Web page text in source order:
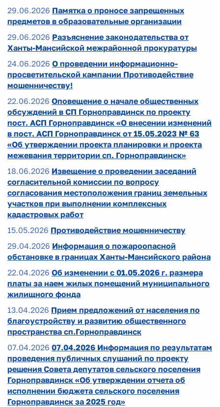
29.06.2026 Памятка о проносе запрещенных
предметов в образовательные организации
29.06.2026 Разъяснение законодательства от
Ханты-Мансийской межрайонной прокуратуры
24.06.2026 О проведении информационно-
просветительской кампании Противодействие
мошенничеству!
22.06.2026 Оповещение о начале общественных
обсуждений в СП Горноправдинск по проекту
пост. АСП Горноправдинск «О внесении изменений
в пост. АСП Горноправдинск от 15.05.2023 № 63
«Об утверждении проекта планировки и проекта
межевания территории сп. Горноправдинск»
18.06.2026 Извещение о проведении заседаний
согласительной комиссии по вопросу
согласования местоположения границ земельных
участков при выполнении комплексных
кадастровых работ
15.05.2026 Противодействие мошенничеству
29.04.2026 Информация о пожароопасной
обстановке в границах Ханты-Мансийского района
22.04.2026 Об изменении с 01.05.2026 г. размера
платы за наем жилых помещений муниципального
жилищного фонда
13.04.2026 Прием предложений от населения по
благоустройству и развитию общественного
пространства сп.Горноправдинск
07.04.2026 07.04.2026 Информация по результатам
проведения публичных слушаний по проекту
решения Совета депутатов сельского поселения
Горноправдинск «Об утверждении отчета об
исполнении бюджета сельского поселения
Горноправдинск за 2025 год»